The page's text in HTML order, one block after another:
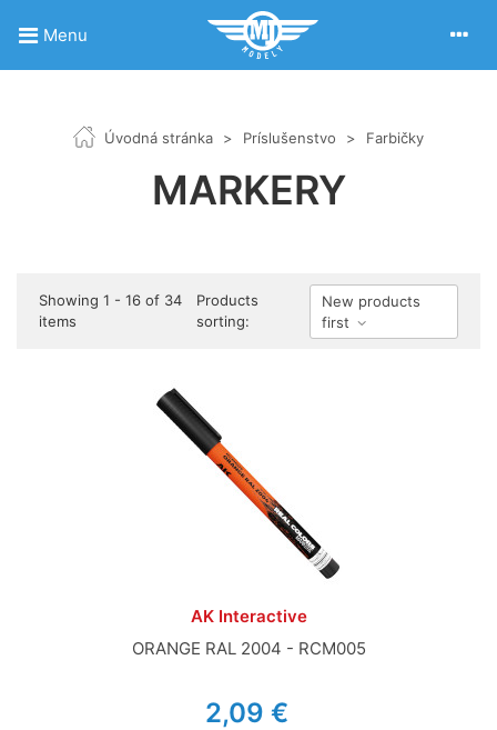
Menu
Úvodná stránka > Príslušenstvo > Farbičky
MARKERY
Showing 1 - 16 of 34
items
Products
sorting:
New products
first
AK Interactive
ORANGE RAL 2004 - RCM005
2,09 €